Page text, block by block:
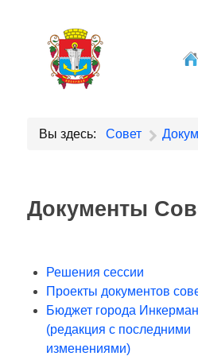
Вы здесь: Совет
Документы
Решения сессии
Проекты документов
Бюджет города
(редакция с последними
изменениями)